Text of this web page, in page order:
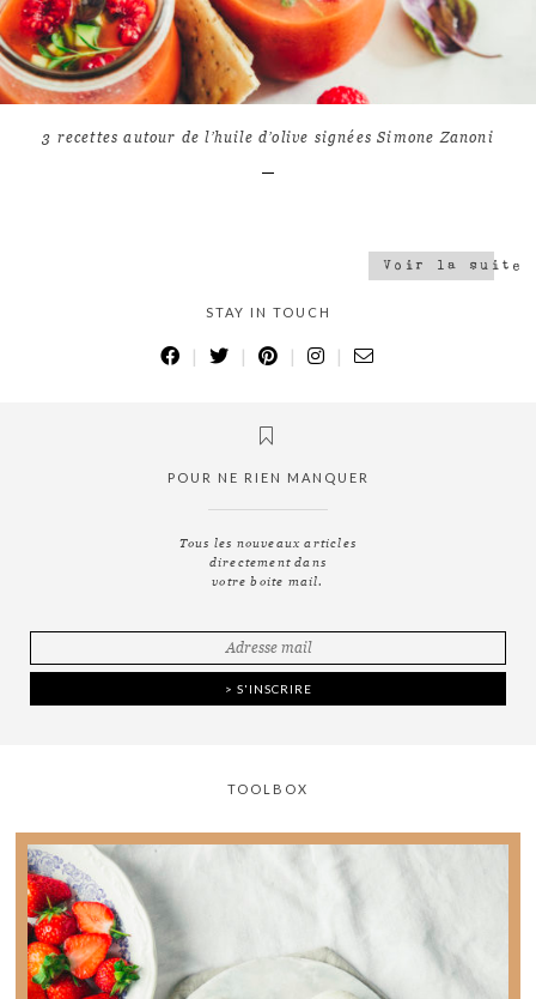
7 9480
3 recettes autour de l’huile d’olive signées Simone Zanoni
Voir la suite
STAY IN TOUCH
| | | |
POUR NE RIEN MANQUER
Tous les nouveaux articles
directement dans
votre boite mail.
TOOLBOX